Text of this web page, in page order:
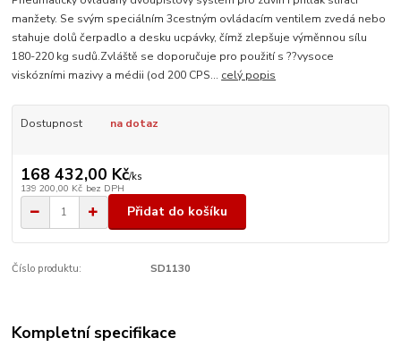
manžety. Se svým speciálním 3cestným ovládacím ventilem zvedá nebo
stahuje dolů čerpadlo a desku ucpávky, čímž zlepšuje výměnnou sílu
180-220 kg sudů.Zvláště se doporučuje pro použití s ??vysoce
viskózními mazivy a médii (od 200 CPS... celý popis
Dostupnost na dotaz
168 432,00 Kč/ks
139 200,00 Kč bez DPH
Přidat do košíku
Číslo produktu: SD1130
Kompletní specifikace